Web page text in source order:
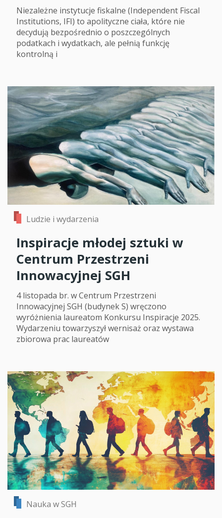
Niezależne instytucje fiskalne (Independent Fiscal
Institutions, IFI) to apolityczne ciała, które nie
decydują bezpośrednio o poszczególnych
podatkach i wydatkach, ale pełnią funkcję
kontrolną i
Ludzie i wydarzenia
Inspiracje młodej sztuki w
Centrum Przestrzeni
Innowacyjnej SGH
4 listopada br. w Centrum Przestrzeni
Innowacyjnej SGH (budynek S) wręczono
wyróżnienia laureatom Konkursu Inspiracje 2025.
Wydarzeniu towarzyszył wernisaż oraz wystawa
zbiorowa prac laureatów
Nauka w SGH